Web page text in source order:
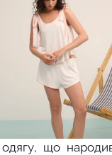
одягу, що